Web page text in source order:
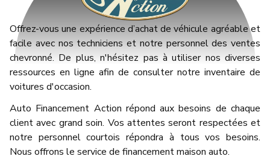
Offrez-vous une expérience d’achat de véhicule agréable et
facile avec nos techniciens et notre personnel des ventes
chevronné. De plus, n'hésitez pas à utiliser nos diverses
ressources en ligne afin de consulter notre inventaire de
voitures d'occasion.
Auto Financement Action répond aux besoins de chaque
client avec grand soin. Vos attentes seront respectées et
notre personnel courtois répondra à tous vos besoins.
Nous offrons le service de financement maison auto.